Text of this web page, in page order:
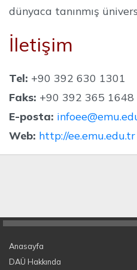
dünyaca tanınmış
İletişim
Tel: +90 392 630 1301
Faks: +90 392 365 1648
E-posta:
Web: http://ee.emu.edu.tr
Anasayfa
DAÜ Hakkında